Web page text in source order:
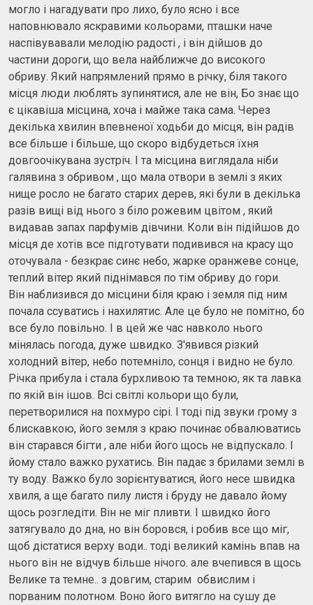
могло і нагадувати про лихо, було ясно і все
наповнювало яскравими кольорами, пташки наче
наспівувавали мелодію радості , і він дійшов до
частини дороги, що вела найближче до високого
обриву. Який напрямлений прямо в річку, біля такого
місця люди люблять зупинятися, але не він, Бо знає що
є цікавіша місцина, хоча і майже така сама. Через
декілька хвилин впевненої ходьби до місця, він радів
все більше і більше, що скоро відбудеться їхня
довгоочікувана зустріч. І та місцина виглядала ніби
галявина з обривом , що мала отвори в землі з яких
нище росло не багато старих дерев, які були в декілька
разів вищі від нього з біло рожевим цвітом , який
видавав запах парфумів дівчини. Коли він підійшов до
місця де хотів все підготувати подивився на красу що
оточувала - безкрає синє небо, жарке оранжеве сонце,
теплий вітер який піднімався по тім обриву до гори.
‌Він наблизився до місцини біля краю і земля під ним
почала ссуватись і нахилятис. Але це було не помітно, бо
все було повільно. І в цей же час навколо нього
мінялась погода, дуже швидко. З'явився різкий
холодний вітер, небо потемніло, сонця і видно не було.
Річка прибула і стала бурхливою та темною, як та лавка
по якій він ішов. Всі світлі кольори що були,
перетворилися на похмуро сірі. І тоді під звуки грому з
блискавкою, його земля з краю починає обвалюватись
він старався бігти , але ніби його щось не відпускало. І
йому стало важко рухатись. Він падає з брилами землі в
ту воду. Важко було зорієнтуватися, його несе швидка
хвиля, а ще багато пилу листя і бруду не давало йому
щось розгледіти. Він не міг пливти. І швидко його
затягувало до дна, но він боровся, і робив все що міг,
щоб дістатися верху води.. тоді великий камінь впав на
нього він не відчув більше нічого. але вчепився в щось
Велике та темне.. з довгим, старим обвислим і
порваним полотном. Воно його витягло на сушу де